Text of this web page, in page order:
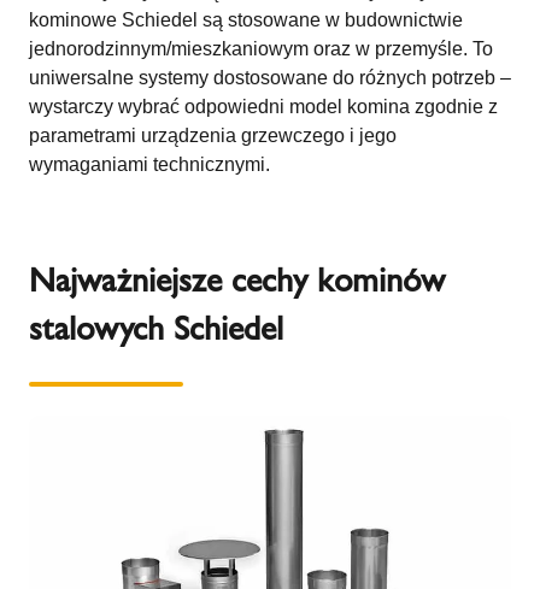
kominowe Schiedel są stosowane w budownictwie
jednorodzinnym/mieszkaniowym oraz w przemyśle. To
uniwersalne systemy dostosowane do różnych potrzeb –
wystarczy wybrać odpowiedni model komina zgodnie z
parametrami urządzenia grzewczego i jego
wymaganiami technicznymi.
Najważniejsze cechy kominów
stalowych Schiedel